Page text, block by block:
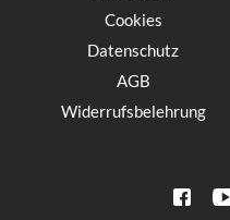
Cookies
Datenschutz
AGB
Widerrufsbelehrung